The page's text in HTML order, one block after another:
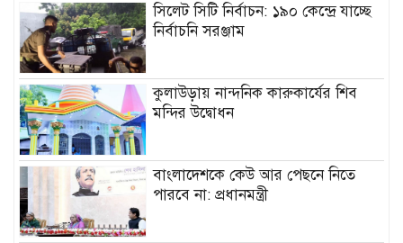
সিলেট সিটি নির্বাচন: ১৯০ কেন্দ্রে যাচ্ছে
নির্বাচনি সরঞ্জাম
কুলাউড়ায় নান্দনিক কারুকার্যের শিব
মন্দির উদ্বোধন
বাংলাদেশকে কেউ আর পেছনে নিতে
পারবে না: প্রধানমন্ত্রী